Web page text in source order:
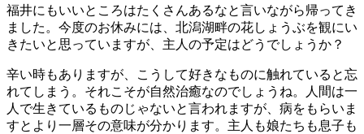
福井にもいいところはたくさんあるなと言いながら帰ってき
ました。今度のお休みには、北潟湖畔の花しょうぶを観にい
きたいと思っていますが、主人の予定はどうでしょうか？
辛い時もありますが、こうして好きなものに触れていると忘
れてしまう。それこそが自然治癒なのでしょうね。人間は一
人で生きているものじゃないと言われますが、病をもらいま
すとより一層その意味が分かります。主人も娘たちも息子も